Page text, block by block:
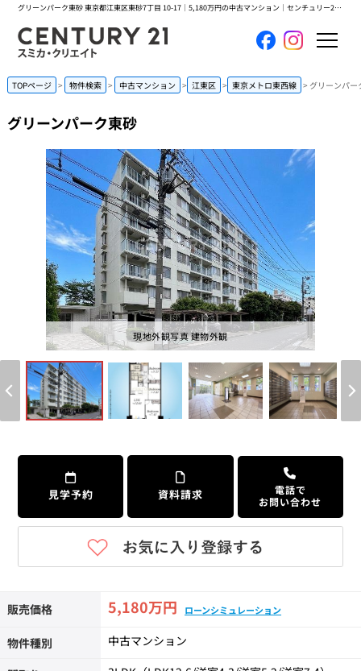
グリーンパーク東砂 東京都江東区東砂7丁目 10-17｜5,180万円の中古マンション｜センチュリー21スミカ・クリエイト
ホーム
当社について
買いたい
売りたい
コンテンツ
採用情報
会員メニュー
個人情報保護の取扱い 会員規約 サイトマップ
TOPページ 物件検索 中古マンション 江東区 東京メトロ東西線 グリーンパー
グリーンパーク東砂
現地外観写真 建物外観
見学予約 資料請求
電話で
お問い合わせ
販売価格 5,180万円 ローンシミュレーション
物件種別 中古マンション